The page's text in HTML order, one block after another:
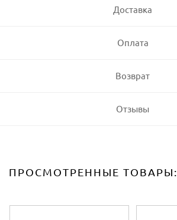
Доставка
Оплата
Возврат
Отзывы
ПРОСМОТРЕННЫЕ ТОВАРЫ: